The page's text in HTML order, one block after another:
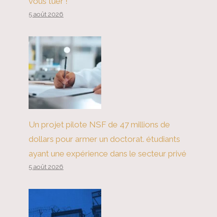
5 août 2026
Un projet pilote NSF de 47 millions de
dollars pour armer un doctorat. étudiants
ayant une expérience dans le secteur privé
5 août 2026